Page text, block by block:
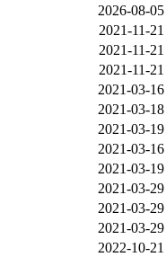
2026-08-
2021-11-
2021-11-
2021-11-
2021-03-
2021-03-
2021-03-
2021-03-
2021-03-
2021-03-
2021-03-
2021-03-
2022-10-